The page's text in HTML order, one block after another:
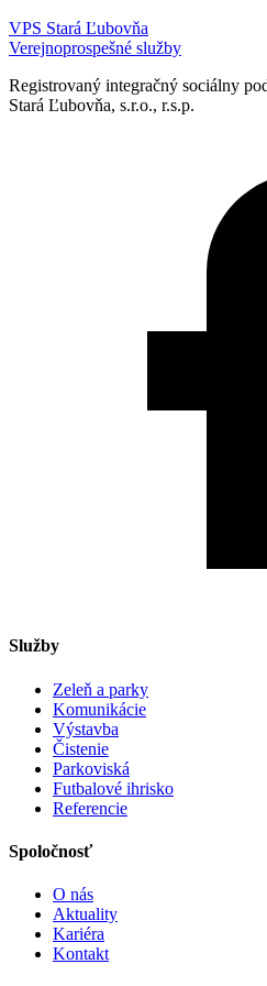
VPS Stará Ľubovňa
Verejnoprospešné služby
Registrovaný integračný sociálny
Stará Ľubovňa, s.r.o., r.s.p.
Služby
Zeleň a parky
Komunikácie
Výstavba
Čistenie
Parkoviská
Futbalové ihrisko
Referencie
Spoločnosť
O nás
Aktuality
Kariéra
Kontakt